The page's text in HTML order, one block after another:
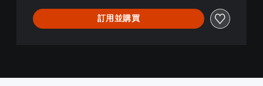
訂用並購買